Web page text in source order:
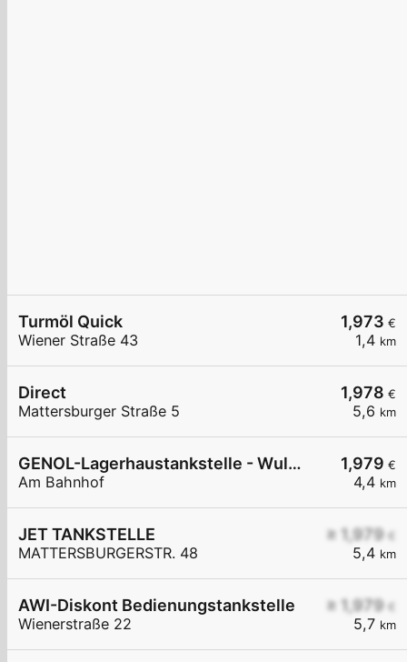
1,973 €
1,4 km
Turmöl Quick
Wiener Straße 43
1,978 €
5,6 km
Direct
Mattersburger Straße 5
1,979 €
4,4 km
GENOL-Lagerhaustankstelle - Wulkaprodersdorf
Am Bahnhof
≥ 1,979 €
5,4 km
JET TANKSTELLE
MATTERSBURGERSTR. 48
≥ 1,979 €
5,7 km
AWI-Diskont Bedienungstankstelle
Wienerstraße 22